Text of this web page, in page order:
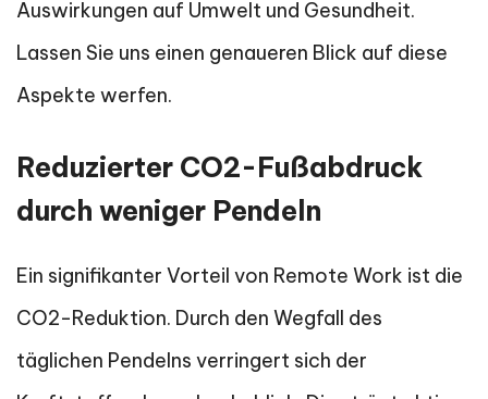
Auswirkungen auf Umwelt und Gesundheit.
Lassen Sie uns einen genaueren Blick auf diese
Aspekte werfen.
Reduzierter CO2-Fußabdruck
durch weniger Pendeln
Ein signifikanter Vorteil von Remote Work ist die
CO2-Reduktion. Durch den Wegfall des
täglichen Pendelns verringert sich der